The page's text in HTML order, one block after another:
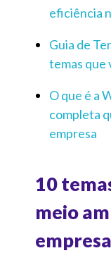
eficiência
Guia de
temas que
O que é a
completa
empresa
10
meio
empresa